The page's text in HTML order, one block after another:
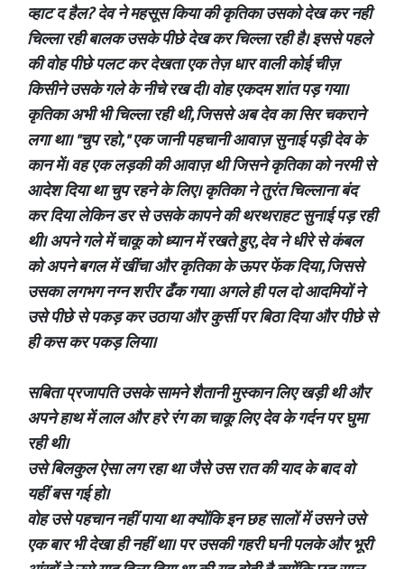
व्हाट द हैल? देव ने महसूस किया की कृतिका उसको देख कर नही
चिल्ला रही बालक उसके पीछे देख कर चिल्ला रही है। इससे पहले
की वोह पीछे पलट कर देखता एक तेज़ धार वाली कोई चीज़
किसीने उसके गले के नीचे रख दी। वोह एकदम शांत पड़ गया।
कृतिका अभी भी चिल्ला रही थी, जिससे अब देव का सिर चकराने
लगा था। "चुप रहो," एक जानी पहचानी आवाज़ सुनाई पड़ी देव के
कान में। वह एक लड़की की आवाज़ थी जिसने कृतिका को नरमी से
आदेश दिया था चुप रहने के लिए। कृतिका ने तुरंत चिल्लाना बंद
कर दिया लेकिन डर से उसके कापने की थरथराहट सुनाई पड़ रही
थी। अपने गले में चाकू को ध्यान में रखते हुए, देव ने धीरे से कंबल
को अपने बगल में खींचा और कृतिका के ऊपर फेंक दिया, जिससे
उसका लगभग नग्न शरीर ढँक गया। अगले ही पल दो आदमियों ने
उसे पीछे से पकड़ कर उठाया और कुर्सी पर बिठा दिया और पीछे से
ही कस कर पकड़ लिया।
सबिता प्रजापति उसके सामने शैतानी मुस्कान लिए खड़ी थी और
अपने हाथ में लाल और हरे रंग का चाकू लिए देव के गर्दन पर घुमा
रही थी।
उसे बिलकुल ऐसा लग रहा था जैसे उस रात की याद के बाद वो
यहीं बस गई हो।
वोह उसे पहचान नहीं पाया था क्योंकि इन छह सालों में उसने उसे
एक बार भी देखा ही नहीं था। पर उसकी गहरी घनी पलके और भूरी